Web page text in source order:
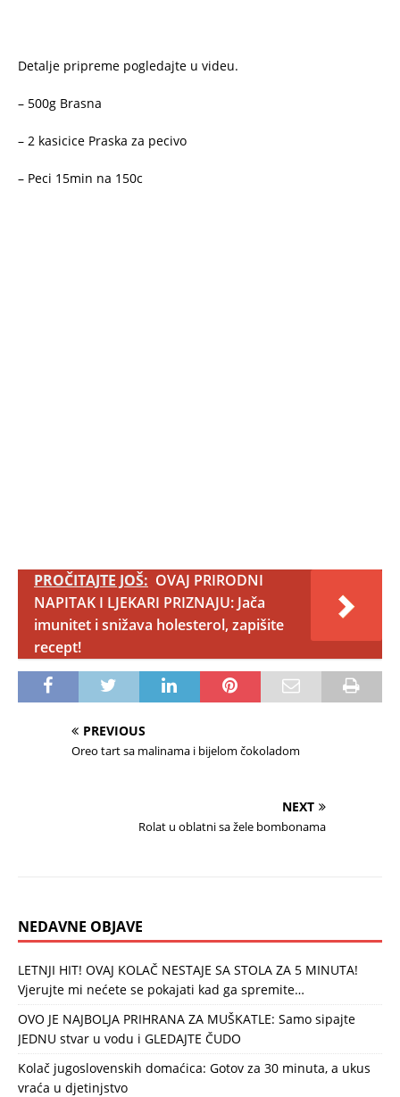
Detalje pripreme pogledajte u videu.
– 500g Brasna
– 2 kasicice Praska za pecivo
– Peci 15min na 150c
PROČITAJTE JOŠ: OVAJ PRIRODNI
NAPITAK I LJEKARI PRIZNAJU: Jača
imunitet i snižava holesterol, zapišite
recept!
PREVIOUS
Oreo tart sa malinama i bijelom čokoladom
NEXT
Rolat u oblatni sa žele bombonama
NEDAVNE OBJAVE
LETNJI HIT! OVAJ KOLAČ NESTAJE SA STOLA ZA 5 MINUTA!
Vjerujte mi nećete se pokajati kad ga spremite…
OVO JE NAJBOLJA PRIHRANA ZA MUŠKATLE: Samo sipajte
JEDNU stvar u vodu i GLEDAJTE ČUDO
Kolač jugoslovenskih domaćica: Gotov za 30 minuta, a ukus
vraća u djetinjstvo